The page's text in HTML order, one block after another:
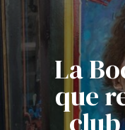
La
que
club